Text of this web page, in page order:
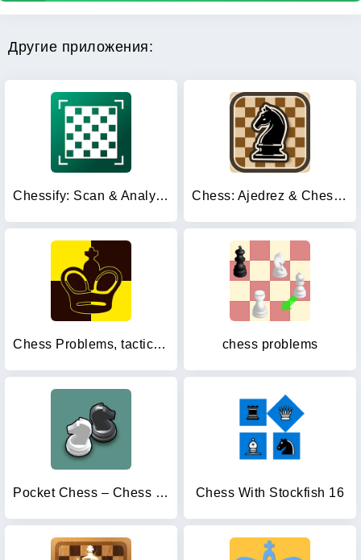
Другие приложения:
Chessify: Scan & Analyze chess Chess: Ajedrez & Chess online
Chess Problems, tactics, puzzl chess problems
Pocket Chess – Chess Puzzles Chess With Stockfish 16